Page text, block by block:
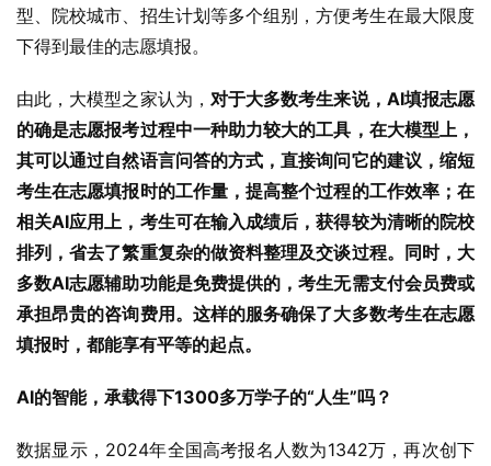
型、院校城市、招生计划等多个组别，方便考生在最大限度
下得到最佳的志愿填报。
由此，大模型之家认为， 对于大多数考生来说，AI填报志愿
的确是志愿报考过程中一种助力较大的工具，在大模型上，
其可以通过自然语言问答的方式，直接询问它的建议，缩短
考生在志愿填报时的工作量，提高整个过程的工作效率；在
相关AI应用上，考生可在输入成绩后，获得较为清晰的院校
排列，省去了繁重复杂的做资料整理及交谈过程。同时，大
多数AI志愿辅助功能是免费提供的，考生无需支付会员费或
承担昂贵的咨询费用。这样的服务确保了大多数考生在志愿
填报时，都能享有平等的起点。
AI的智能，承载得下1300多万学子的“人生”吗？
数据显示，2024年全国高考报名人数为1342万，再次创下